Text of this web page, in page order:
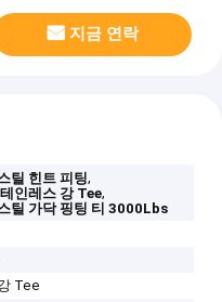
지금 연락
틸 힌트 피팅,
인레스 강 Tee,
틸 가닥 핑팅 티 3000Lbs
Tee